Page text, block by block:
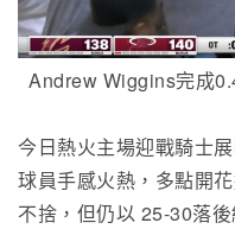
Andrew Wiggins完成
今日熱火主場迎戰騎士
球員手感火熱，多點開
不捨，但仍以 25-30落後